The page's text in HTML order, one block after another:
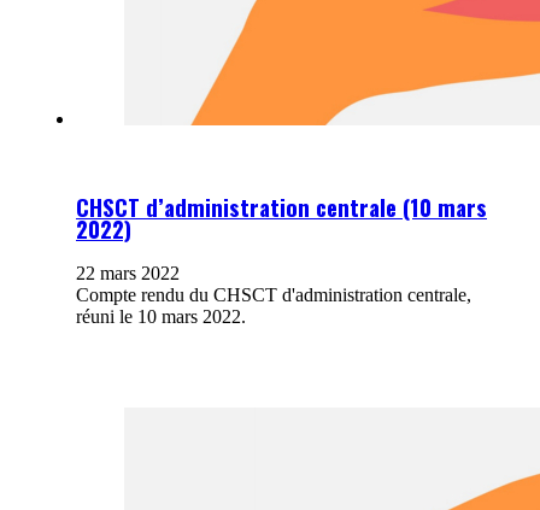
CHSCT d’administration centrale (10 mars
2022)
22 mars 2022
Compte rendu du CHSCT d'administration centrale,
réuni le 10 mars 2022.